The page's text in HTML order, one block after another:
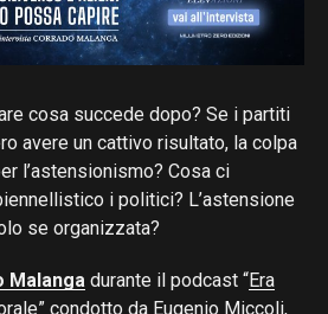
cosa succede dopo? Se i partiti
avere un cattivo risultato, la colpa
l’astensionismo? Cosa ci
i politici? L’astensione
se organizzata?
Malanga durante il podcast “Era
” condotto da Eugenio Miccoli,